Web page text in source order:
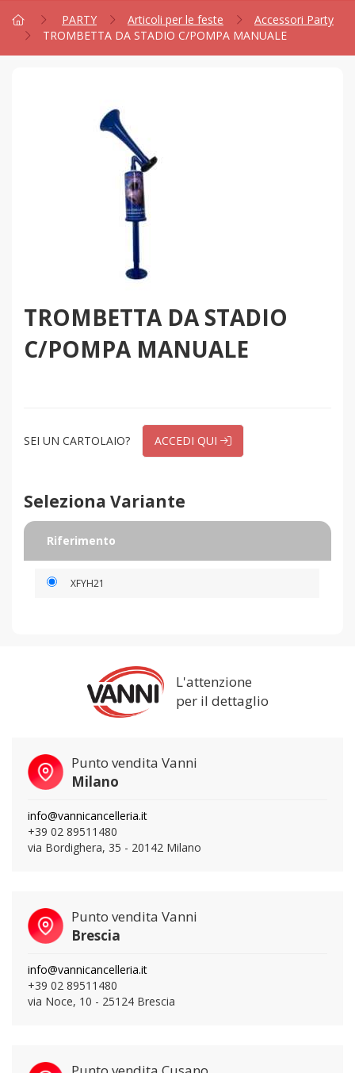
PARTY
Articoli per le feste
Accessori Party
TROMBETTA DA STADIO C/POMPA MANUALE
TROMBETTA DA STADIO
C/POMPA MANUALE
SEI UN CARTOLAIO? ACCEDI QUI
Seleziona Variante
Riferimento
XFYH21
L'attenzione
per il dettaglio
Punto vendita Vanni
Milano
info@vannicancelleria.it
+39 02 89511480
via Bordighera, 35 - 20142 Milano
Punto vendita Vanni
Brescia
info@vannicancelleria.it
+39 02 89511480
via Noce, 10 - 25124 Brescia